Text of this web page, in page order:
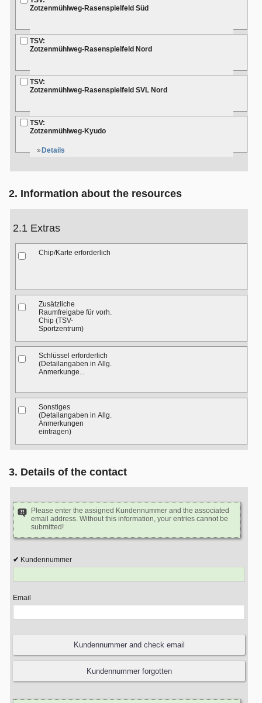
Zotzenmühlweg-Rasenspielfeld Süd
TSV:
Zotzenmühlweg-Rasenspielfeld Nord
TSV:
Zotzenmühlweg-Rasenspielfeld SVL Nord
TSV:
Zotzenmühlweg-Kyudo
Details
2. Information about the resources
2.1 Extras
Chip/Karte erforderlich
Zusätzliche
Raumfreigabe für vorh.
Chip (TSV-
Sportzentrum)
Schlüssel erforderlich
(Detailangaben in Allg.
Anmerkunge...
Sonstiges
(Detailangaben in Allg.
Anmerkungen
eintragen)
3. Details of the contact
Please enter the assigned Kundennummer and the associated
email address. Without this information, your entries cannot be
submitted!
Kundennummer
Email